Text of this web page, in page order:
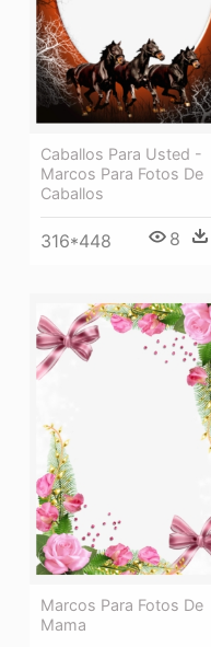
Caballos Para Usted -
Marcos Para Fotos De
Caballos
316*448 8
Marcos Para Fotos De
Mama